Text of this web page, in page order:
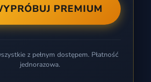
PREMIUM
z pełnym dostępem. Płatność
jednorazowa.